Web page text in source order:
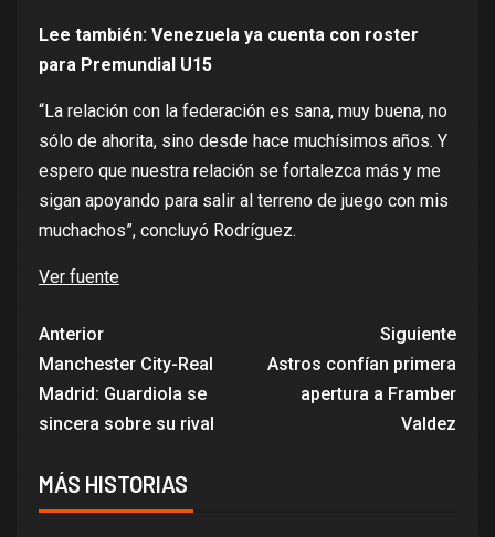
Lee también: Venezuela ya cuenta con roster
para Premundial U15
“La relación con la federación es sana, muy buena, no
sólo de ahorita, sino desde hace muchísimos años. Y
espero que nuestra relación se fortalezca más y me
sigan apoyando para salir al terreno de juego con mis
muchachos”, concluyó Rodríguez.
Ver fuente
Anterior
Manchester City-Real
Madrid: Guardiola se
sincera sobre su rival
Siguiente
Astros confían primera
apertura a Framber
Valdez
MÁS HISTORIAS